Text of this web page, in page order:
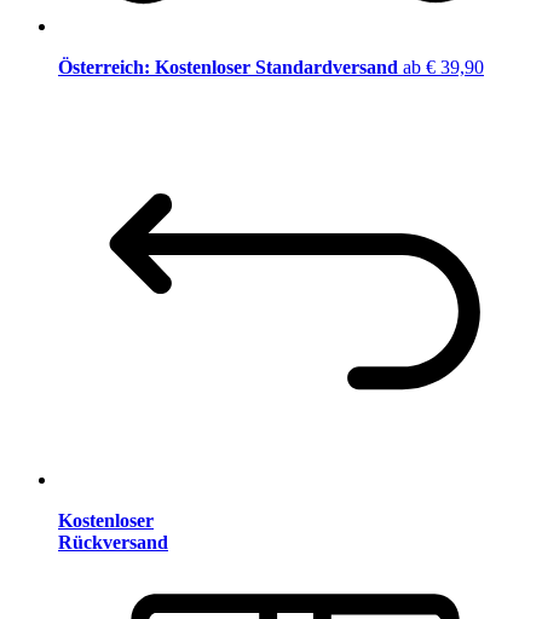
Österreich: Kostenloser Standardversand ab € 39,90
Kostenloser
Rückversand